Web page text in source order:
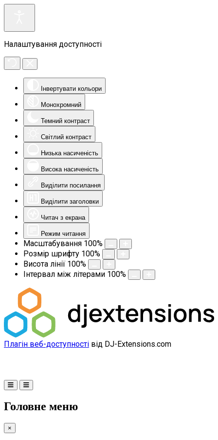
Налаштування доступності
Інвертувати кольори
Монохромний
Темний контраст
Світлий контраст
Низька насиченість
Висока насиченість
Виділити посилання
Виділити заголовки
Читач з екрана
Режим читання
Масштабування 100%
Розмір шрифту 100%
Висота лінії 100%
Інтервал між літерами 100%
Плагін веб-доступності від DJ-Extensions.com
Головне меню
×